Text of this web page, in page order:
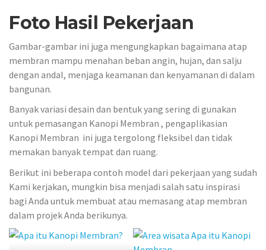
Foto Hasil Pekerjaan
Gambar-gambar ini juga mengungkapkan bagaimana atap
membran mampu menahan beban angin, hujan, dan salju
dengan andal, menjaga keamanan dan kenyamanan di dalam
bangunan.
Banyak variasi desain dan bentuk yang sering di gunakan
untuk pemasangan Kanopi Membran , pengaplikasian
Kanopi Membran ini juga tergolong fleksibel dan tidak
memakan banyak tempat dan ruang.
Berikut ini beberapa contoh model dari pekerjaan yang sudah
Kami kerjakan, mungkin bisa menjadi salah satu inspirasi
bagi Anda untuk membuat atau memasang atap membran
dalam projek Anda berikunya.